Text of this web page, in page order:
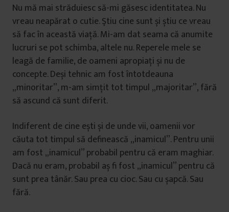
Nu mă mai străduiesc să-mi găsesc identitatea. Nu
vreau neapărat o cutie. Ştiu cine sunt și știu ce vreau
să fac în această viață. Mi-am dat seama că anumite
lucruri se pot schimba, altele nu. Reperele mele se
leagă de familie, de oameni apropiați și nu de
concepte. Deși tehnic am fost întotdeauna
„minoritar”, m-am simțit tot timpul „majoritar”, fără
să ascund că sunt diferit.
Indiferent de cine ești și de unde vii, oamenii vor
căuta tot timpul să definească „inamicul”. Pentru unii
am fost „inamicul” probabil pentru că eram maghiar.
Dacă nu eram, probabil aș fi fost „inamicul” pentru că
sunt prea tânăr. Sau prea cu cioc. Sau cu șapcă. Sau
fără.